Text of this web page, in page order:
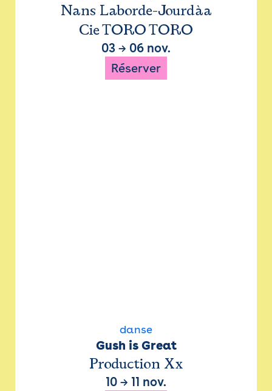
Nans Laborde-Jourdàa
Cie TORO TORO
03 → 06 nov.
Réserver
danse
Gush is Great
Production Xx
10 → 11 nov.